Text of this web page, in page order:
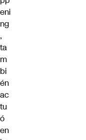
eni
ng
,
ta
m
bi
én
ac
tu
ó
en